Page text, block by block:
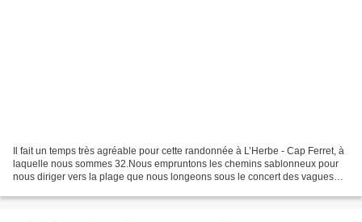
Il fait un temps très agréable pour cette randonnée à L’Herbe - Cap Ferret, à
laquelle nous sommes 32.Nous empruntons les chemins sablonneux pour
nous diriger vers la plage que nous longeons sous le concert des vagues